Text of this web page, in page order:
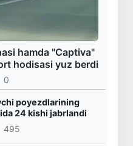
hamda "Captiva"
hodisasi yuz berdi
0
poyezdlarining
24 kishi jabrlandi
495